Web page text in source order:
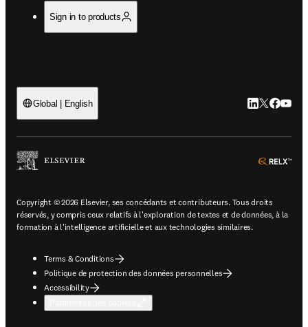
Sign in to products
Global | English LinkedIn
Twitter
Copyright © 2026 Elsevier, ses concédants et contributeurs. Tous droits
réservés, y compris ceux relatifs à l'exploration de textes et de données, à la
formation à l'intelligence artificielle et aux technologies similaires.
Terms & Conditions
Politique de protection des données personnelles
Accessibility